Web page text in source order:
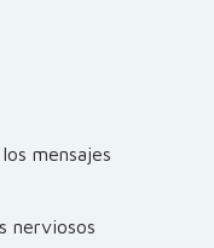
mensajes